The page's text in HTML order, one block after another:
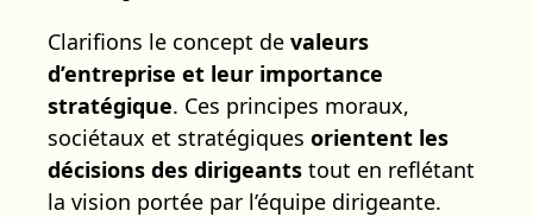
Clarifions le concept de valeurs
d’entreprise et leur importance
stratégique. Ces principes moraux,
sociétaux et stratégiques orientent les
décisions des dirigeants tout en reflétant
la vision portée par l’équipe dirigeante.